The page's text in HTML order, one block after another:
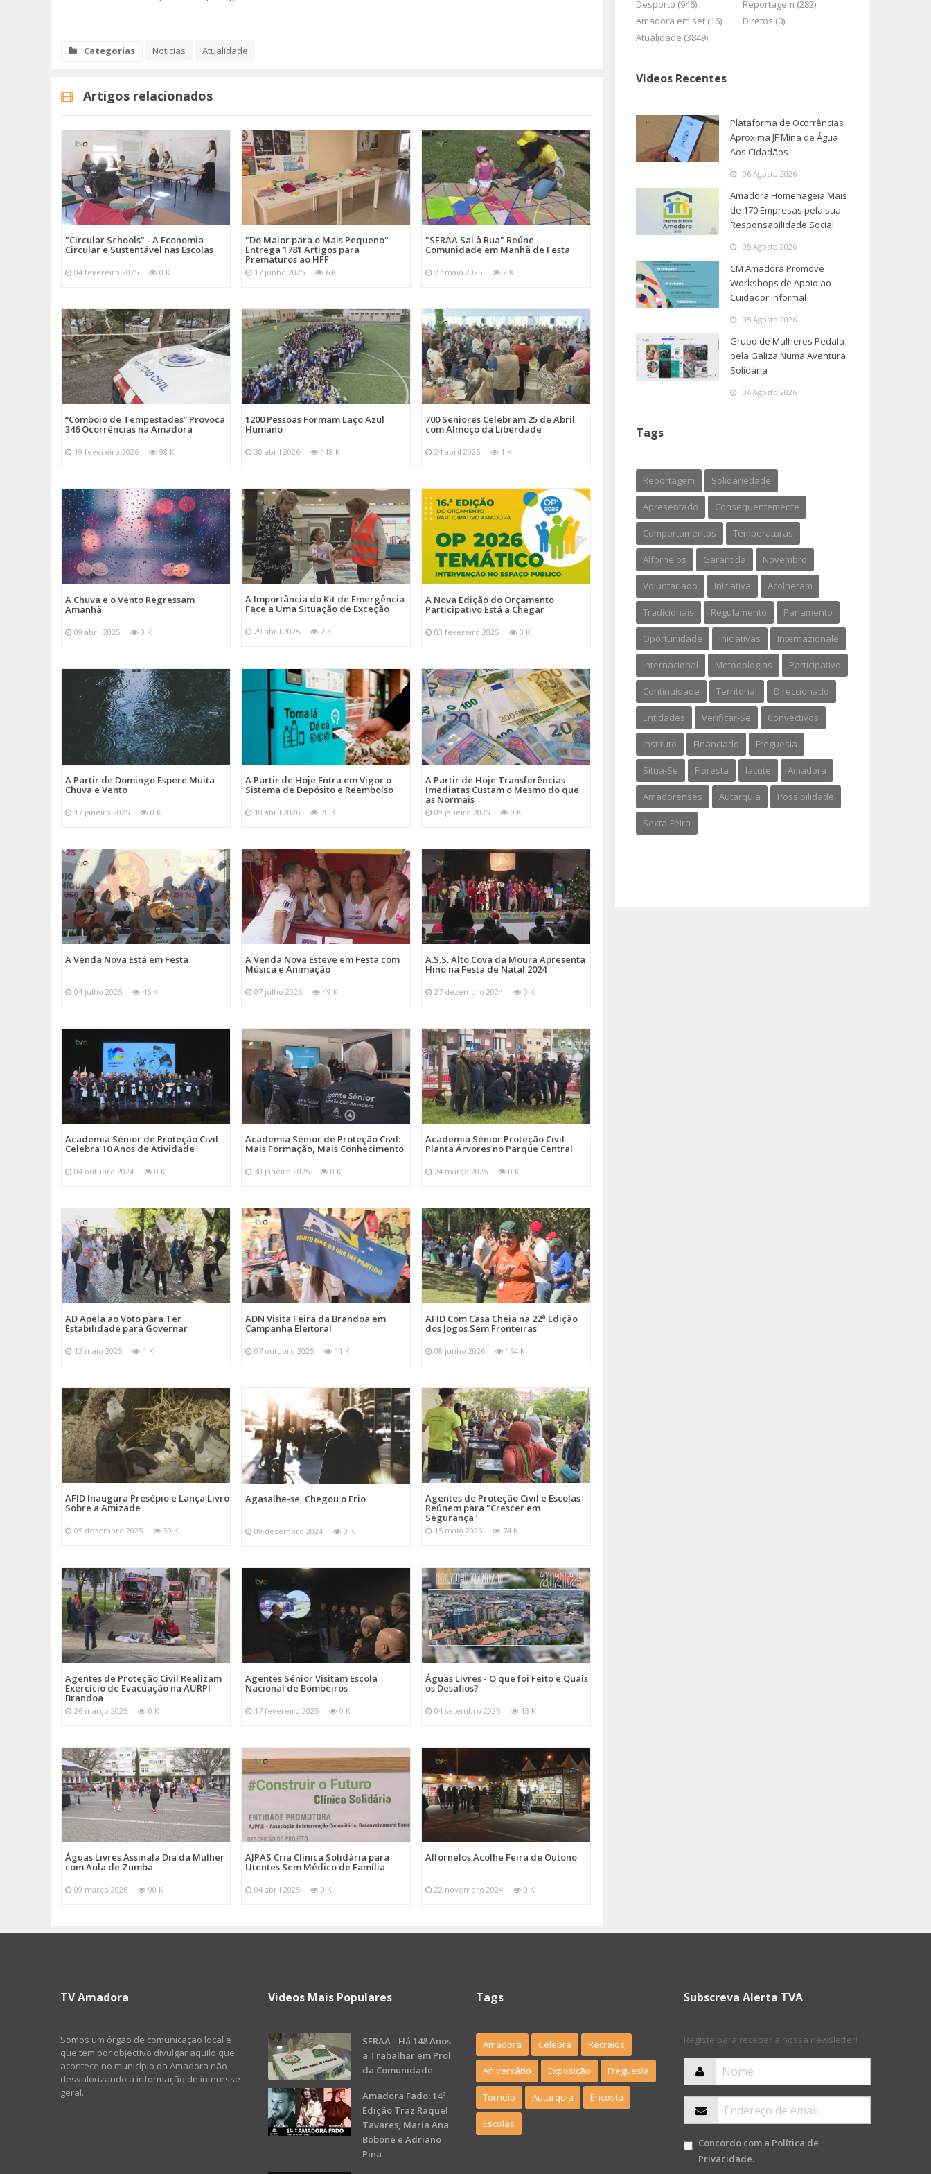
ENCONTROS IMAGINÁRIOS
AMADORA LIGA À RESILIÊNCIA
(RE) PENSAMENTOS
ECOMOVE-TE
HISTÓRIAS DE ABRIL
Categorias Noticias Atualidade
Artigos relacionados
"Circular Schools" - A Economia
Circular e Sustentável nas Escolas
04 fevereiro 2025 0 K
"Do Maior para o Mais Pequeno"
Entrega 1781 Artigos para
Prematuros ao HFF
17 junho 2025 6 K
"SFRAA Sai à Rua" Reúne
Comunidade em Manhã de Festa
27 maio 2025 2 K
“Comboio de Tempestades” Provoca
346 Ocorrências na Amadora
19 fevereiro 2026 98 K
1200 Pessoas Formam Laço Azul
Humano
30 abril 2026 118 K
700 Seniores Celebram 25 de Abril
com Almoço da Liberdade
24 abril 2025 1 K
A Chuva e o Vento Regressam
Amanhã
09 abril 2025 0 K
A Importância do Kit de Emergência
Face a Uma Situação de Exceção
29 abril 2025 2 K
A Nova Edição do Orçamento
Participativo Está a Chegar
03 fevereiro 2025 0 K
A Partir de Domingo Espere Muita
Chuva e Vento
17 janeiro 2025 0 K
A Partir de Hoje Entra em Vigor o
Sistema de Depósito e Reembolso
10 abril 2026 70 K
A Partir de Hoje Transferências
Imediatas Custam o Mesmo do que
as Normais
09 janeiro 2025 0 K
A Venda Nova Está em Festa
04 julho 2025 46 K
A Venda Nova Esteve em Festa com
Música e Animação
07 julho 2026 49 K
A.S.S. Alto Cova da Moura Apresenta
Hino na Festa de Natal 2024
27 dezembro 2024 0 K
Academia Sénior de Proteção Civil
Celebra 10 Anos de Atividade
04 outubro 2024 0 K
Academia Sénior de Proteção Civil:
Mais Formação, Mais Conhecimento
30 janeiro 2025 0 K
Academia Sénior Proteção Civil
Planta Árvores no Parque Central
24 março 2025 0 K
AD Apela ao Voto para Ter
Estabilidade para Governar
12 maio 2025 1 K
ADN Visita Feira da Brandoa em
Campanha Eleitoral
07 outubro 2025 11 K
AFID Com Casa Cheia na 22ª Edição
dos Jogos Sem Fronteiras
08 junho 2026 164 K
AFID Inaugura Presépio e Lança Livro
Sobre a Amizade
05 dezembro 2025 39 K
Agasalhe-se, Chegou o Frio
09 dezembro 2024 0 K
Agentes de Proteção Civil e Escolas
Reúnem para "Crescer em
Segurança"
15 maio 2026 74 K
Agentes de Proteção Civil Realizam
Exercício de Evacuação na AURPI
Brandoa
26 março 2025 0 K
Agentes Sénior Visitam Escola
Nacional de Bombeiros
17 fevereiro 2025 0 K
Águas Livres - O que foi Feito e Quais
os Desafios?
04 setembro 2025 13 K
Águas Livres Assinala Dia da Mulher
com Aula de Zumba
09 março 2026 90 K
AJPAS Cria Clínica Solidária para
Utentes Sem Médico de Família
04 abril 2025 0 K
Alfornelos Acolhe Feira de Outono
22 novembro 2024 0 K
Desporto (946)
Reportagem (282)
Amadora em set (16)
Diretos (0)
Atualidade (3849)
Videos Recentes
Plataforma de Ocorrências
Aproxima JF Mina de Água
Aos Cidadãos
06 Agosto 2026
Amadora Homenageia Mais
de 170 Empresas pela sua
Responsabilidade Social
05 Agosto 2026
CM Amadora Promove
Workshops de Apoio ao
Cuidador Informal
05 Agosto 2026
Grupo de Mulheres Pedala
pela Galiza Numa Aventura
Solidária
04 Agosto 2026
Tags
Reportagem Solidariedade
Apresentado Consequentemente
Comportamentos Temperaturas
Alfornelos Garantida Novembro
Voluntariado Iniciativa Acolheram
Tradicionais Regulamento Parlamento
Oportunidade Iniciativas Internazionale
Internacional Metodologias Participativo
Continuidade Territorial Direccionado
Entidades Verificar-Se Convectivos
Instituto Financiado Freguesia
Situa-Se Floresta Iacute Amadora
Amadorenses Autarquia Possibilidade
Sexta-Feira
TV Amadora
Somos um órgão de comunicação local e
que tem por objectivo divulgar aquilo que
acontece no município da Amadora não
desvalorizando a informação de interesse
geral.
Videos Mais Populares
SFRAA - Há 148 Anos
a Trabalhar em Prol
da Comunidade
Amadora Fado: 14ª
Edição Traz Raquel
Tavares, Maria Ana
Bobone e Adriano
Pina
Tags
Amadora Celebra Recreios
Aniversário Exposição Freguesia
Torneio Autarquia Encosta
Escolas
Subscreva Alerta TVA
Registe para receber a nossa newsletter!
Concordo com a Política de
Privacidade.